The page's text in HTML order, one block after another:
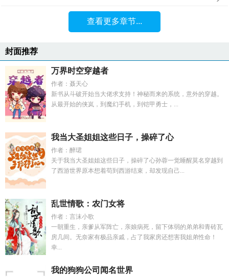
查看更多章节...
封面推荐
万界时空穿越者
作者：聂天心
新书从斗破开始当大佬求支持！神秘而来的系统，意外的穿越。
从最开始的侠岚，到魔幻手机，到铠甲勇士，...
我当大圣姐姐这些日子，操碎了心
作者：醉珺
关于我当大圣姐姐这些日子，操碎了心孙蓉一觉睡醒莫名穿越到
了西游世界原本想着苟到西游结束，却发现自己...
乱世情歌：农门女将
作者：言沫小歌
一朝重生，亲爹从军阵亡，亲娘病死，留下体弱的弟弟和青砖瓦
房几间。无奈家有极品亲戚，占了我家房还想害我姐弟性命！
幸...
我的狗狗公司闻名世界